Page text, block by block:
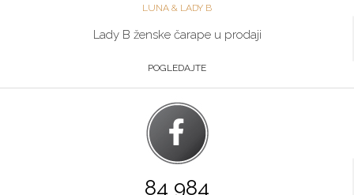
LUNA & LADY B
Lady B ženske čarape u prodaji
POGLEDAJTE
84 984